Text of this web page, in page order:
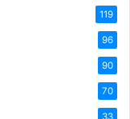
119
96
90
70
33